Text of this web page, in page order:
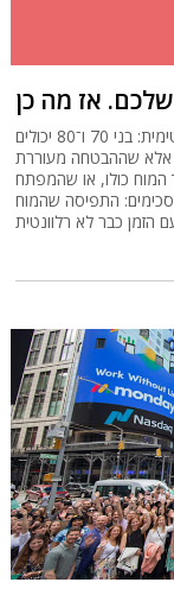
מחקר גדול שפורסם לאחרונה הגיע למסקנה אופטימית: בני 70 ו־80 יכולים
אלא שההבטחה מעוררת
כולו, או שהמפתח
התפיסה שהמוח
הזמן כבר לא רלוונטית